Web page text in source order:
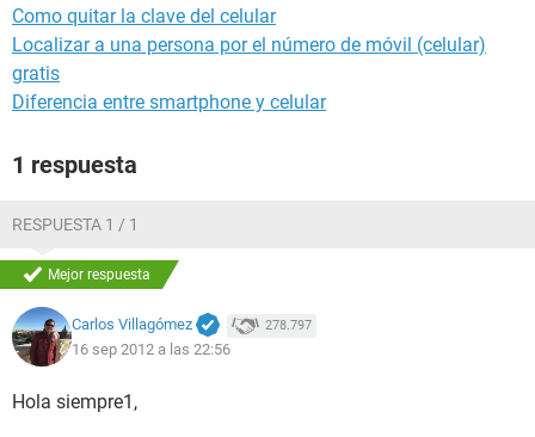
Como quitar la clave del celular
Localizar a una persona por el número de móvil (celular)
gratis
Diferencia entre smartphone y celular
1 respuesta
RESPUESTA 1 / 1
Mejor respuesta
Carlos Villagómez 278.797
16 sep 2012 a las 22:56
Hola siempre1,